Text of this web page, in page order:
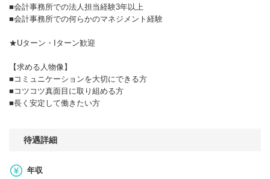
■会計事務所での法人担当経験3年以上
■会計事務所での何らかのマネジメント経験
★Uターン・Iターン歓迎
【求める人物像】
■コミュニケーションを大切にできる方
■コツコツ真面目に取り組める方
■長く安定して働きたい方
待遇詳細
年収